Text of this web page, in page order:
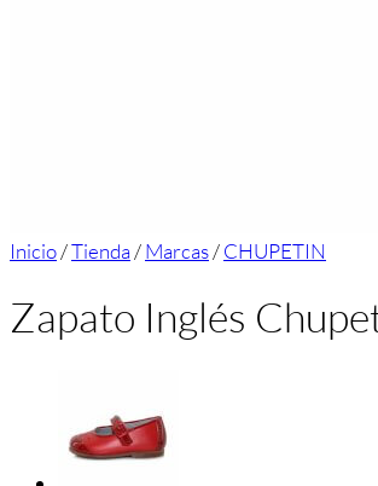
Inicio/Tienda/Marcas/CHUPETIN
Zapato Inglés